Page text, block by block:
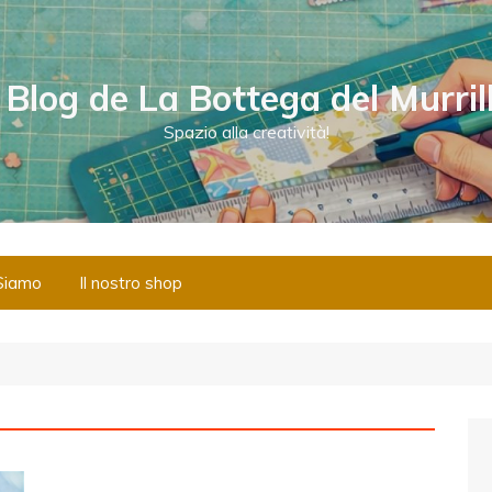
de La Bottega del
Spazio alla creatività!
Il nostro shop